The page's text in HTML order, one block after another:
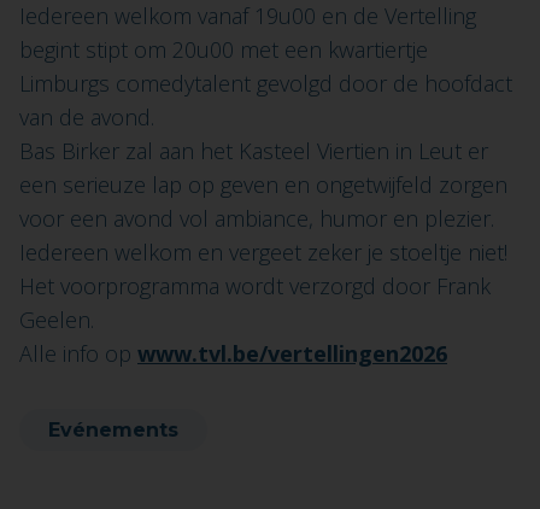
Iedereen welkom vanaf 19u00 en de Vertelling
begint stipt om 20u00 met een kwartiertje
Limburgs comedytalent gevolgd door de hoofdact
van de avond.
Bas Birker zal aan het Kasteel Viertien in Leut er
een serieuze lap op geven en ongetwijfeld zorgen
voor een avond vol ambiance, humor en plezier.
Iedereen welkom en vergeet zeker je stoeltje niet!
Het voorprogramma wordt verzorgd door Frank
Geelen.
Alle info op www.tvl.be/vertellingen2026
Evénements